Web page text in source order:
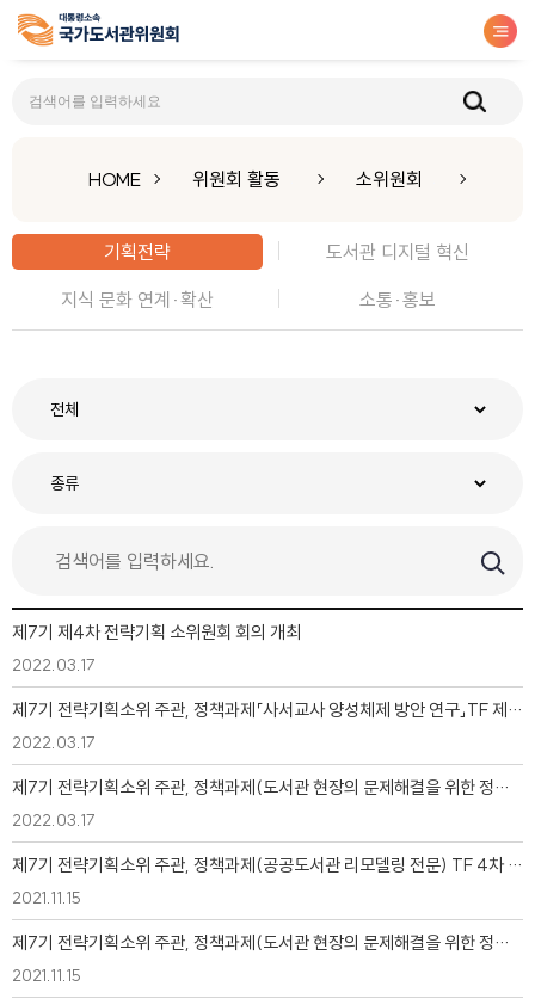
HOME 위원회 활동 소위원회
기획전략
도서관 디지털 혁신
지식 문화 연계·확산
소통·홍보
제7기 제4차 전략기획 소위원회 회의 개최
2022.03.17
제7기 전략기획소위 주관, 정책과제「사서교사 양성체제 방안 연구」TF 제2차 회의
2022.03.17
제7기 전략기획소위 주관, 정책과제(도서관 현장의 문제해결을 위한 정책 체계 연구) TF 6차 회의
2022.03.17
제7기 전략기획소위 주관, 정책과제(공공도서관 리모델링 전문) TF 4차 회의
2021.11.15
제7기 전략기획소위 주관, 정책과제(도서관 현장의 문제해결을 위한 정책 체계 연구) TF 5차 회의
2021.11.15